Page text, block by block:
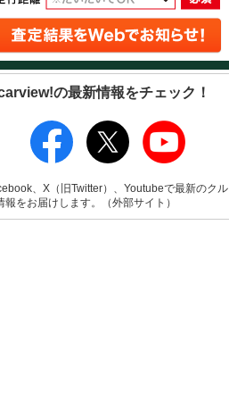
の最新情報をチェック！
、X（旧Twitter）、Youtubeで最新のクル
報をお届けします。（外部サイト）